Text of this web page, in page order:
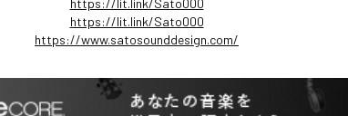
https://lit.link/Sato000
https://www.satosounddesign.com/